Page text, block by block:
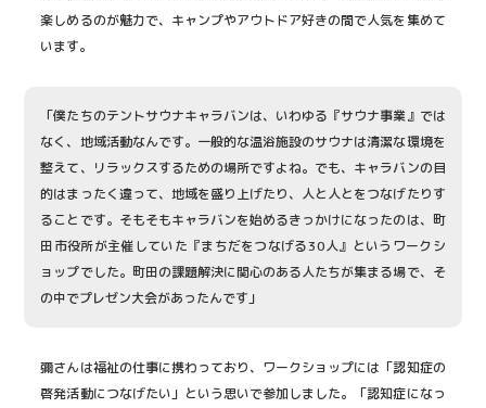
楽しめるのが魅力で、キャンプやアウトドア好きの間で人気を集めて
います。
「僕たちのテントサウナキャラバンは、いわゆる『サウナ事業』では
なく、地域活動なんです。一般的な温浴施設のサウナは清潔な環境を
整えて、リラックスするための場所ですよね。でも、キャラバンの目
的はまったく違って、地域を盛り上げたり、人と人とをつなげたりす
ることです。そもそもキャラバンを始めるきっかけになったのは、町
田市役所が主催していた『まちだをつなげる30人』というワークシ
ョップでした。町田の課題解決に関心のある人たちが集まる場で、そ
の中でプレゼン大会があったんです」
彌さんは福祉の仕事に携わっており、ワークショップには「認知症の
啓発活動につなげたい」という思いで参加しました。「認知症になっ